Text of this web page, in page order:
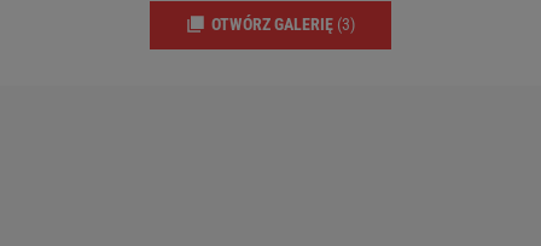
OTWÓRZ GALERIĘ (3)